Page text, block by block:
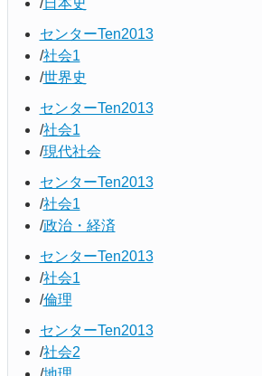
日本史
センターTen2013
社会1
世界史
センターTen2013
社会1
現代社会
センターTen2013
社会1
政治・経済
センターTen2013
社会1
倫理
センターTen2013
社会2